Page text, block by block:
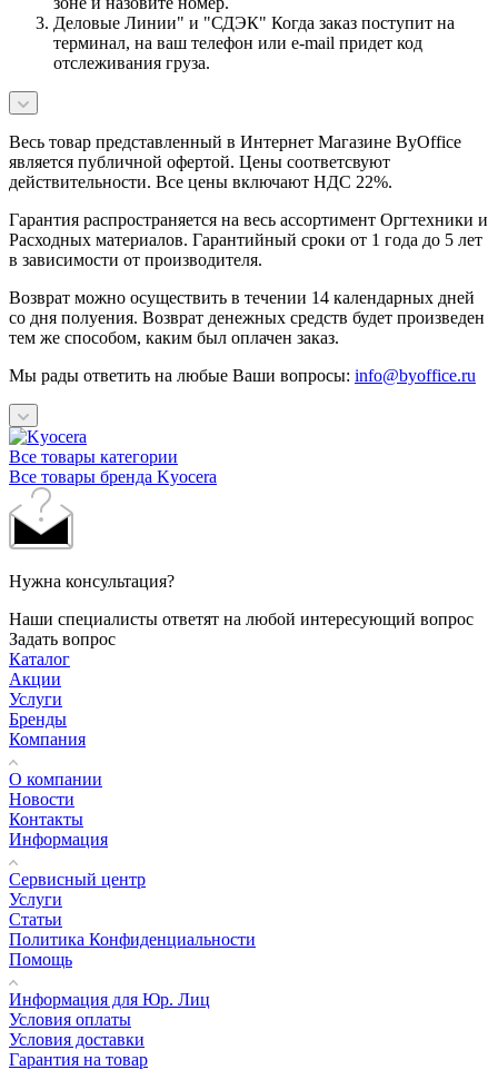
Деловые Линии" и "СДЭК" Когда заказ поступит на
терминал, на ваш телефон или e-mail придет код
отслеживания груза.
Весь товар представленный в Интернет Магазине ByOffice
является публичной офертой. Цены соответсвуют
действительности. Все цены включают НДС 22%.
Гарантия распространяется на весь ассортимент Оргтехники и
Расходных материалов. Гарантийный сроки от 1 года до 5 лет
в зависимости от производителя.
Возврат можно осуществить в течении 14 календарных дней
со дня полуения. Возврат денежных средств будет произведен
тем же способом, каким был оплачен заказ.
Мы рады ответить на любые Ваши вопросы: info@byoffice.ru
Все товары категории
Все товары бренда Kyocera
Нужна консультация?
Наши специалисты ответят на любой интересующий вопрос
Задать вопрос
Каталог
Акции
Услуги
Бренды
Компания
О компании
Новости
Контакты
Информация
Сервисный центр
Услуги
Статьи
Политика Конфиденциальности
Помощь
Информация для Юр. Лиц
Условия оплаты
Условия доставки
Гарантия на товар